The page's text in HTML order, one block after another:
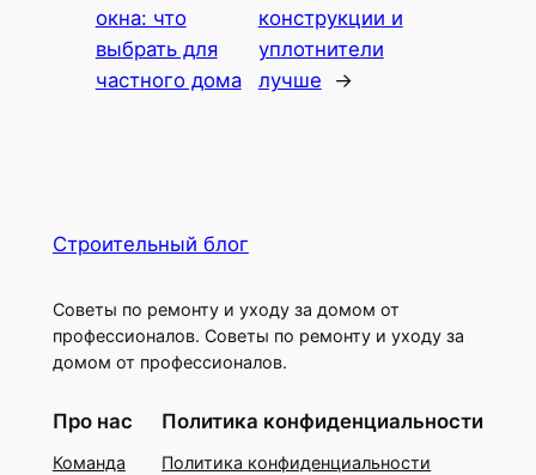
окна: что
выбрать для
частного дома
конструкции и
уплотнители
лучше
→
Строительный блог
Советы по ремонту и уходу за домом от
профессионалов. Советы по ремонту и уходу за
домом от профессионалов.
Про нас
Команда
Политика конфиденциальности
Политика конфиденциальности